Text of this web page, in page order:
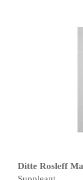
Ditte Rosleff